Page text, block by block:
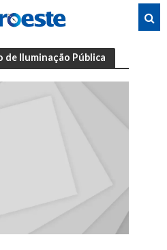
de Iluminação Pública